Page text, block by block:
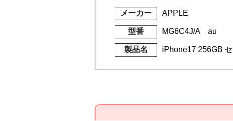
メーカー APPLE
型番 MG6C4J/A au
製品名 iPhone17 256GB